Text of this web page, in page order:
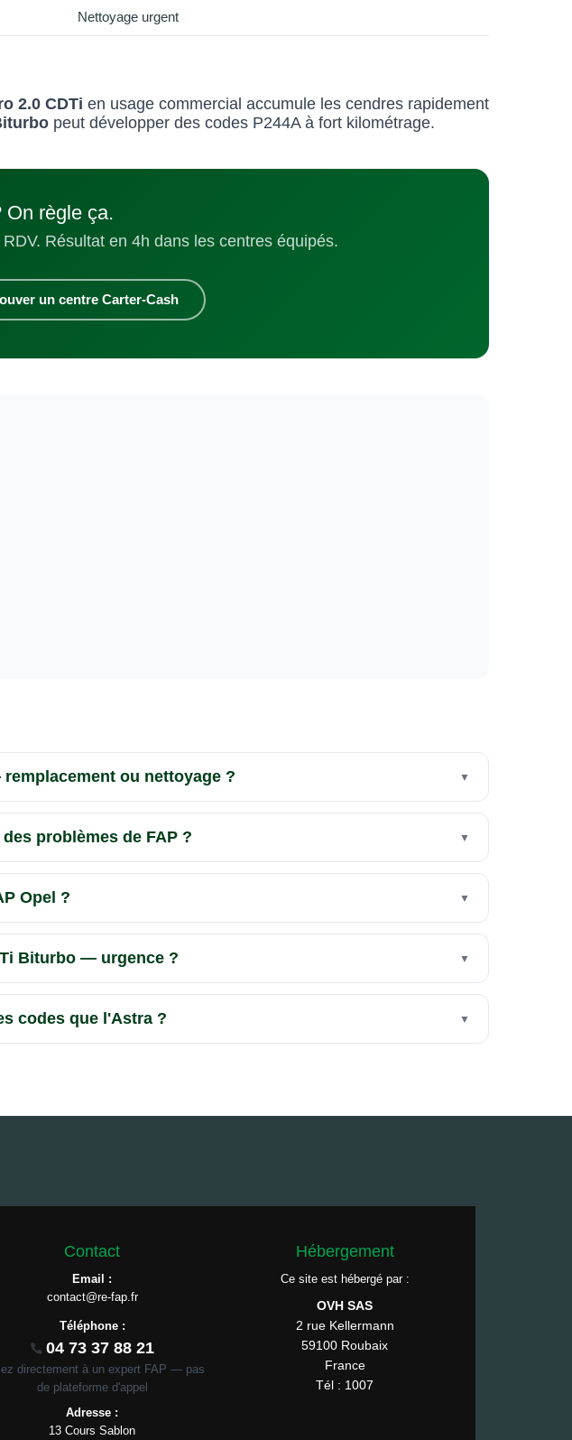
Nettoyage urgent
2.0 CDTi en usage commercial accumule les cendres rapidement
peut développer des codes P244A à fort kilométrage.
On règle ça.
Résultat en 4h dans les centres équipés.
un centre Carter-Cash
ou nettoyage ?
problèmes de FAP ?
Opel ?
Biturbo — urgence ?
codes que l'Astra ?
Contact
Email :
contact@re-fap.fr
Téléphone :
04 73 37 88 21
directement à un expert FAP — pas
de plateforme d'appel
Adresse :
13 Cours Sablon
Hébergement
Ce site est hébergé par :
OVH SAS
2 rue Kellermann
59100 Roubaix
France
Tél : 1007